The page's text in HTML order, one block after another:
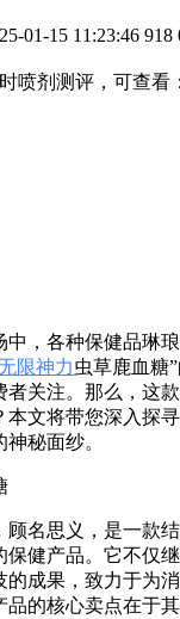
01-15 11:23:46 918
喷剂测评，可查看
中，各种保健品琳
限神力虫草鹿血糖
者关注。那么，这
本文将带您深入探
秘面纱。
顾名思义，是一款
保健产品。它不仅
的成果，致力于为
品的核心卖点在于